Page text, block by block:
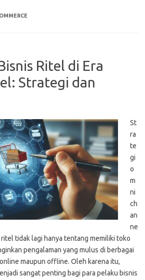
Ritel di Era
Strategi dan
St
ra
te
gi
o
m
ni
ch
an
ne
tidak lagi hanya tentang memiliki toko
pengalaman yang mulus di berbagai
maupun offline. Oleh karena itu,
sangat penting bagi para pelaku bisnis